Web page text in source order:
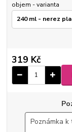
objem - varianta
319 Kč